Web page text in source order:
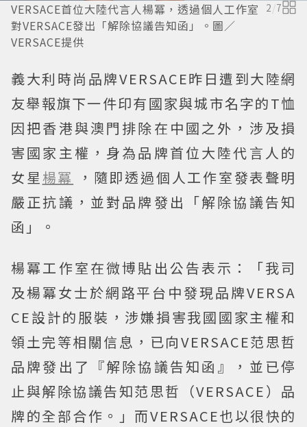
VERSACE首位大陸代言人楊冪，透過個人工作室
對VERSACE發出「解除協議告知函」。圖／
VERSACE提供
2/7
義大利時尚品牌VERSACE昨日遭到大陸網
友舉報旗下一件印有國家與城市名字的T恤
因把香港與澳門排除在中國之外，涉及損
害國家主權，身為品牌首位大陸代言人的
女星 楊冪
，隨即透過個人工作室發表聲明
嚴正抗議，並對品牌發出「解除協議告知
函」。
楊冪工作室在微博貼出公告表示：「我司
及楊冪女士於網路平台中發現品牌VERSA
CE設計的服裝，涉嫌損害我國國家主權和
領土完等相關信息，已向VERSACE范思哲
品牌發出了『解除協議告知函』，並已停
止與解除協議告知范思哲（VERSACE）品
牌的全部合作。」而VERSACE也以很快的